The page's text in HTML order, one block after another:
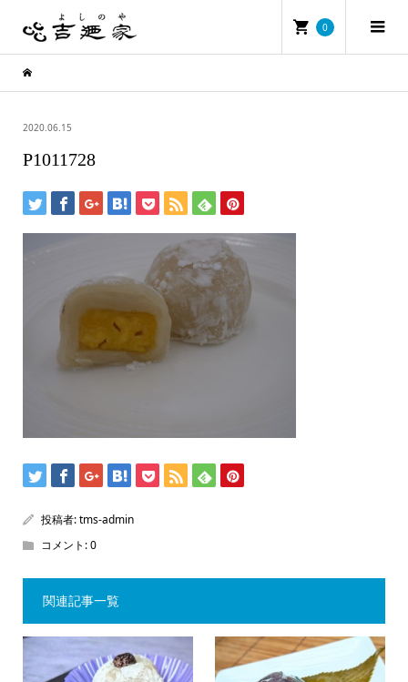
0
2020.06.15
P1011728
投稿者:tms-admin
コメント:0
関連記事一覧